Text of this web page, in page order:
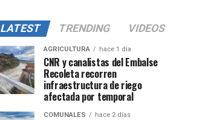
LATEST TRENDING VIDEOS
AGRICULTURA hace 1 día
CNR y canalistas del Embalse
Recoleta recorren
infraestructura de riego
afectada por temporal
COMUNALES hace 2 días